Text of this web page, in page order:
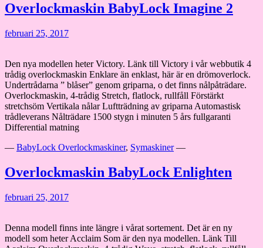
Overlockmaskin BabyLock Imagine 2
februari 25, 2017
Den nya modellen heter Victory. Länk till Victory i vår webbutik 4
trådig overlockmaskin Enklare än enklast, här är en drömoverlock.
Undertrådarna ” blåser” genom griparna, o det finns nålpåträdare.
Overlockmaskin, 4-trådig Stretch, flatlock, rullfåll Förstärkt
stretchsöm Vertikala nålar Luftträdning av griparna Automastisk
trådleverans Nålträdare 1500 stygn i minuten 5 års fullgaranti
Differential matning
— BabyLock Overlockmaskiner, Symaskiner—
Overlockmaskin BabyLock Enlighten
februari 25, 2017
Denna modell finns inte längre i vårat sortement. Det är en ny
modell som heter Acclaim Som är den nya modellen. Länk Till